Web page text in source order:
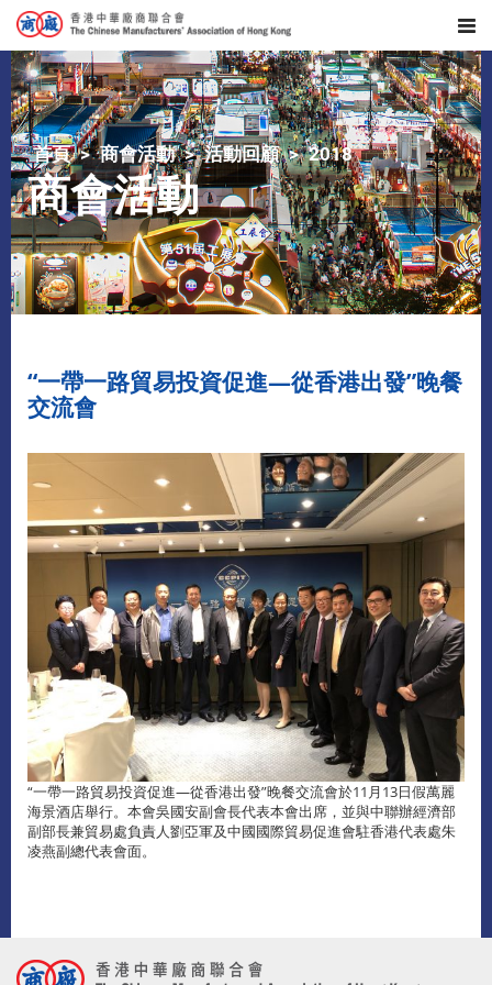
首頁 商會活動 活動回顧 2018
商會活動
“一帶一路貿易投資促進—從香港出發”晚餐
交流會
“一帶一路貿易投資促進—從香港出發”晚餐交流會於11月13日假萬麗
海景酒店舉行。本會吳國安副會長代表本會出席，並與中聯辦經濟部
副部長兼貿易處負責人劉亞軍及中國國際貿易促進會駐香港代表處朱
凌燕副總代表會面。